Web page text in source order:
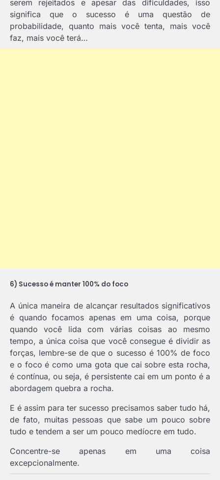
serem rejeitados e apesar das dificuldades, isso
significa que o sucesso é uma questão de
probabilidade, quanto mais você tenta, mais você
faz, mais você terá…
6) Sucesso é manter 100% do foco
A única maneira de alcançar resultados significativos
é quando focamos apenas em uma coisa, porque
quando você lida com várias coisas ao mesmo
tempo, a única coisa que você consegue é dividir as
forças, lembre-se de que o sucesso é 100% de foco
e o foco é como uma gota que cai sobre esta rocha,
é contínua, ou seja, é persistente cai em um ponto é a
abordagem quebra a rocha.
E é assim para ter sucesso precisamos saber tudo há,
de fato, muitas pessoas que sabe um pouco sobre
tudo e tendem a ser um pouco medíocre em tudo.
Concentre-se apenas em uma coisa
excepcionalmente.